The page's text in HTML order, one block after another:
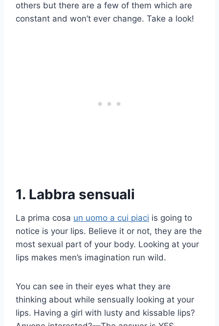
others but there are a few of them which are
constant and won’t ever change. Take a look!
1. Labbra sensuali
La prima cosa un uomo a cui piaci is going to
notice is your lips. Believe it or not, they are the
most sexual part of your body. Looking at your
lips makes men’s imagination run wild.
You can see in their eyes what they are
thinking about while sensually looking at your
lips. Having a girl with lusty and kissable lips?